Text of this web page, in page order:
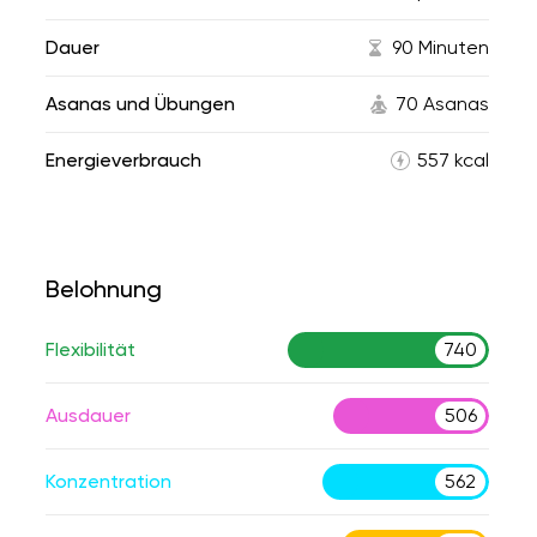
Dauer 90 Minuten
Asanas und Übungen 70 Asanas
Energieverbrauch 557 kcal
Belohnung
Flexibilität 740
Ausdauer 506
Konzentration 562